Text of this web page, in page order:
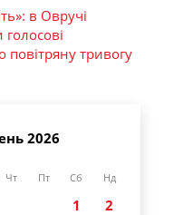
в Овручі
повітряну тривогу
2026
Чт Пт Сб Нд
1
2